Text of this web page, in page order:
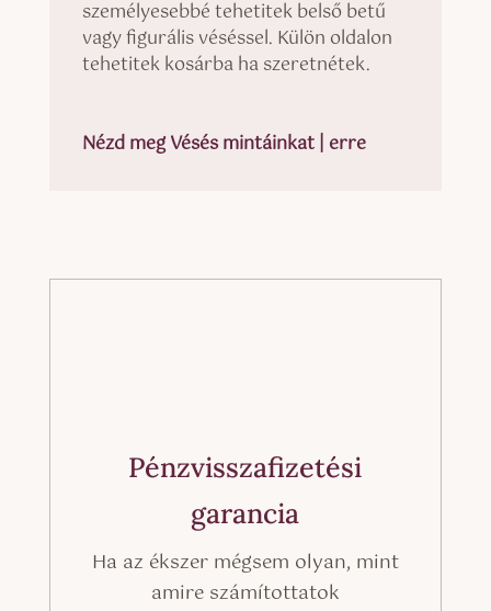
személyesebbé tehetitek belső betű
vagy figurális véséssel. Külön oldalon
tehetitek kosárba ha szeretnétek.
Nézd meg Vésés mintáinkat | erre
Pénzvisszafizetési
garancia
Ha az ékszer mégsem olyan, mint
amire számítottatok